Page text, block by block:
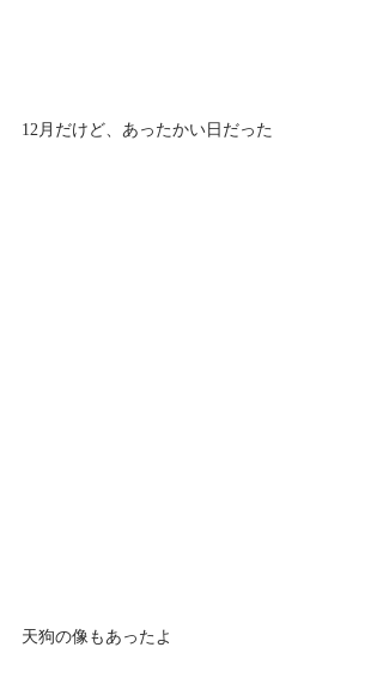
12月だけど、あったかい日だった
天狗の像もあったよ